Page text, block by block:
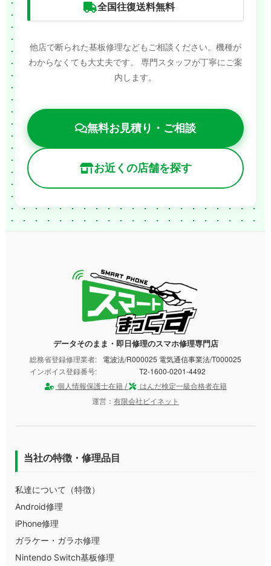
全国往復送料無料
他店で断られた基板修理などもご相談ください。機種が
わからなくても大丈夫です。
専門スタッフが丁寧にご案
内します。
無料お見積り・ご相談
お近くの店舗を探す
データそのまま・即日修理のスマホ修理専門店
総務省登録修理業者:
電波法/R000025 電気通信事業法/T000025
インボイス登録番号:
T2-1600-0201-4492
個人情報保護士在籍 /
はんだ検定一級合格者在籍
運営： 有限会社ビイネット
当社の特徴・修理品目
私達について（特徴）
Android修理
iPhone修理
ガラケー・ガラホ修理
Nintendo Switch基板修理